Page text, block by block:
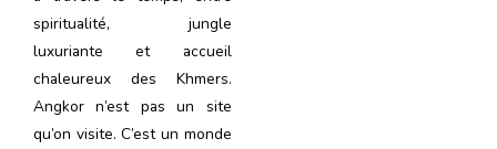
spiritualité, jungle
luxuriante et accueil
chaleureux des Khmers.
Angkor n’est pas un site
qu’on visite. C’est un monde